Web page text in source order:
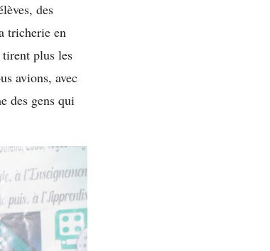
des
tricherie en
plus les
avions, avec
des gens qui